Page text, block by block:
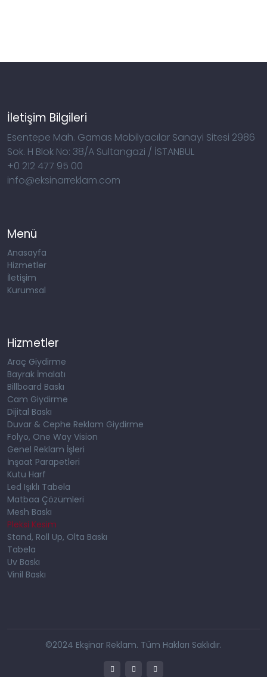
İletişim Bilgileri
Esentepe Mah. Gamas Mobilyacılar Sanayi Sitesi 2986
Sok. H Blok No: 38/A Sultangazi / İSTANBUL
+0 212 477 95 00
info@eksinarreklam.com
Menü
Anasayfa
Hizmetler
İletişim
Kurumsal
Hizmetler
Araç Giydirme
Bayrak İmalatı
Billboard Baskı
Cam Giydirme
Dijital Baskı
Duvar & Cephe Reklam Giydirme
Folyo, One Way Vision
Genel Reklam İşleri
İnşaat Parapetleri
Kutu Harf
Led Işıklı Tabela
Matbaa Çözümleri
Mesh Baskı
Pleksi Kesim
Stand, Roll Up, Olta Baskı
Tabela
Uv Baskı
Vinil Baskı
©2024 Ekşinar Reklam. Tüm Hakları Saklıdır.